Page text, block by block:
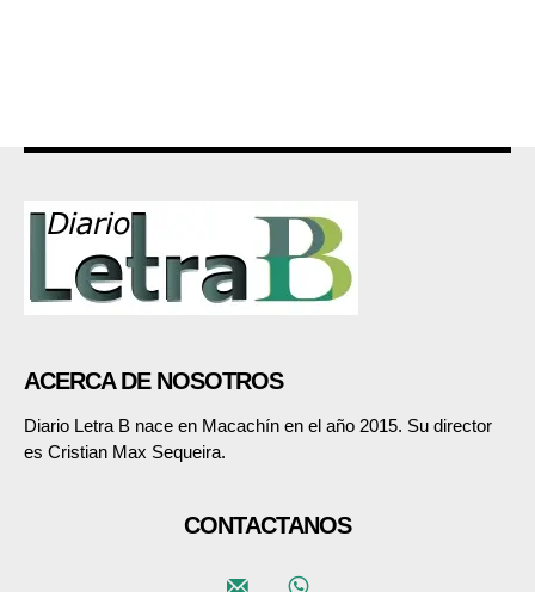
ACERCA DE NOSOTROS
Diario Letra B nace en Macachín en el año 2015. Su director
es Cristian Max Sequeira.
CONTACTANOS